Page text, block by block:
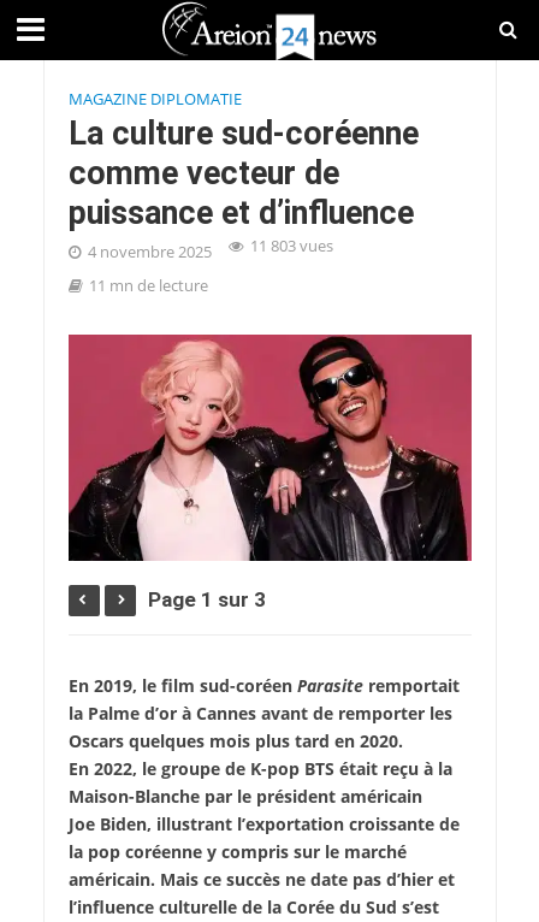
MAGAZINE DIPLOMATIE
La culture sud-coréenne
comme vecteur de
puissance et d’influence
4 novembre 2025
11 803 vues
11 mn de lecture
Page 1 sur 3
En 2019, le film sud-coréen Parasiteremportait
la Palme d’or à Cannes avant de remporter les
Oscars quelques mois plus tard en 2020.
En 2022, le groupe de K-pop BTS était reçu à la
Maison-Blanche par le président américain
Joe Biden, illustrant l’exportation croissante de
la pop coréenne y compris sur le marché
américain. Mais ce succès ne date pas d’hier et
l’influence culturelle de la Corée du Sud s’est